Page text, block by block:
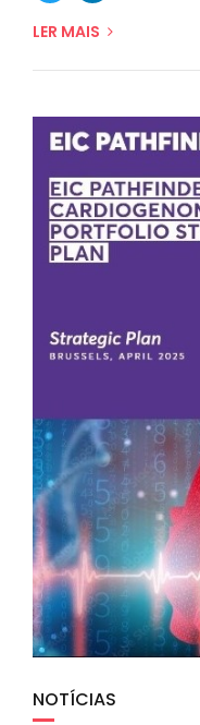
LER MAIS
NOTÍCIAS